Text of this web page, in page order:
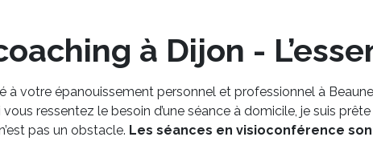
à Dijon -
à votre épanouissement personnel et professionnel à
vous ressentez le besoin d’une séance à domicile, je suis
pas un obstacle. Les séances en visioconférence